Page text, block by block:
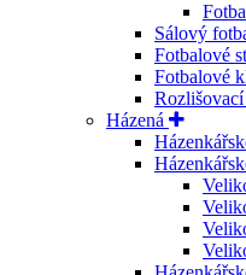
Sálový
Fotbalové
Fotbalové
Házená